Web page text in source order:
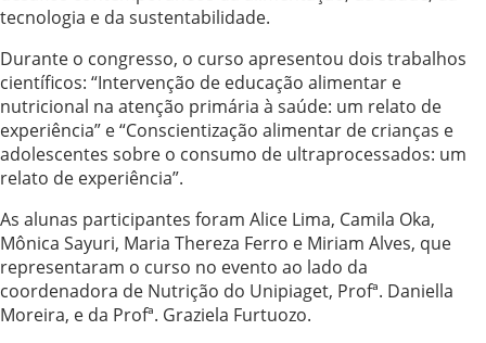
tecnologia e da sustentabilidade.
Durante o congresso, o curso apresentou dois trabalhos
científicos: “Intervenção de educação alimentar e
nutricional na atenção primária à saúde: um relato de
experiência” e “Conscientização alimentar de crianças e
adolescentes sobre o consumo de ultraprocessados: um
relato de experiência”.
As alunas participantes foram Alice Lima, Camila Oka,
Mônica Sayuri, Maria Thereza Ferro e Miriam Alves, que
representaram o curso no evento ao lado da
coordenadora de Nutrição do Unipiaget, Profª. Daniella
Moreira, e da Profª. Graziela Furtuozo.